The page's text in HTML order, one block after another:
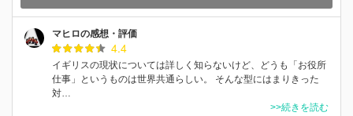
マヒロの感想・評価
4.4
イギリスの現状については詳しく知らないけど、どうも「お役所
仕事」というものは世界共通らしい。 そんな型にはまりきった
対…
>>続きを読む